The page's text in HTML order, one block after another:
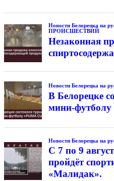
Новости Белорецка на
ПРОИСШЕСТВИЙ
Незаконная
Новости Белорецка на
В Белорецке
мини-футболу
Новости Белорецка на
С 7 по 9
пройдёт
«Малидак».